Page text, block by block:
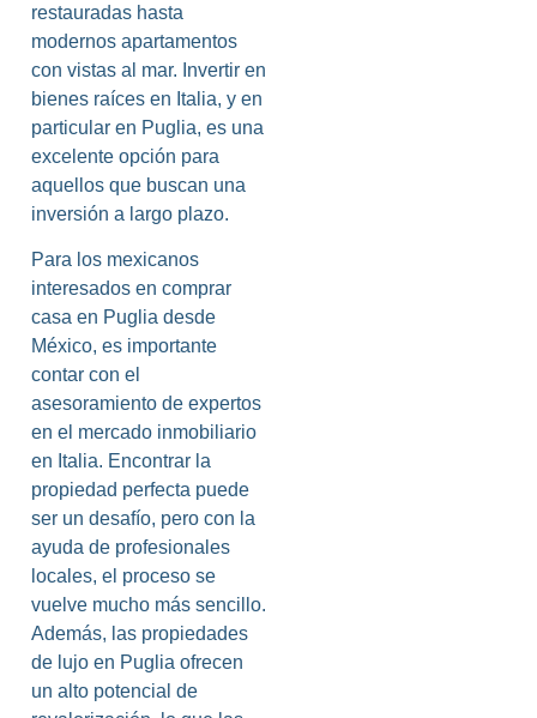
restauradas hasta
modernos apartamentos
con vistas al mar. Invertir en
bienes raíces en Italia, y en
particular en Puglia, es una
excelente opción para
aquellos que buscan una
inversión a largo plazo.
Para los mexicanos
interesados en comprar
casa en Puglia desde
México, es importante
contar con el
asesoramiento de expertos
en el mercado inmobiliario
en Italia. Encontrar la
propiedad perfecta puede
ser un desafío, pero con la
ayuda de profesionales
locales, el proceso se
vuelve mucho más sencillo.
Además, las propiedades
de lujo en Puglia ofrecen
un alto potencial de